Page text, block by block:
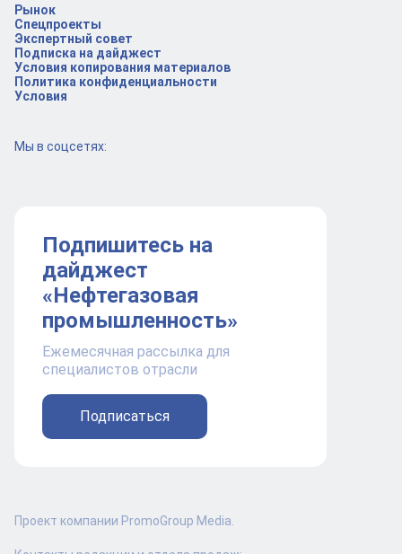
Рынок
Спецпроекты
Экспертный совет
Подписка на дайджест
Условия копирования материалов
Политика конфиденциальности
Условия
Мы в соцсетях:
Подпишитесь на
дайджест
«Нефтегазовая
промышленность»
Ежемесячная рассылка для
специалистов отрасли
Подписаться
Проект компании PromoGroup Media.